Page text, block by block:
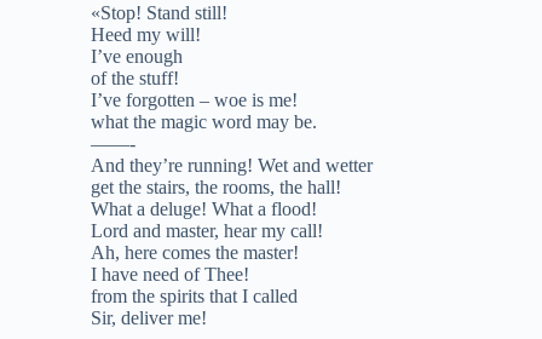
«Stop! Stand still!
Heed my will!
I’ve enough
of the stuff!
I’ve forgotten – woe is me!
what the magic word may be.
——-
And they’re running! Wet and wetter
get the stairs, the rooms, the hall!
What a deluge! What a flood!
Lord and master, hear my call!
Ah, here comes the master!
I have need of Thee!
from the spirits that I called
Sir, deliver me!